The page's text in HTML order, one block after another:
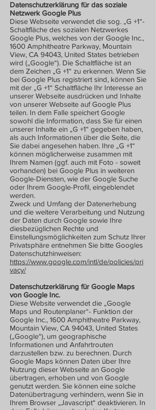
Datenschutzerklärung für das soziale
Netzwerk Google Plus
Diese Webseite verwendet die sog. „G +1“-
Schaltfläche des sozialen Netzwerkes
Google Plus, welches von der Google Inc.,
1600 Amphitheatre Parkway, Mountain
View, CA 94043, United States betrieben
wird („Google“). Die Schaltfläche ist an
dem Zeichen „G +1“ zu erkennen. Wenn Sie
bei Google Plus registriert sind, können Sie
mit der „G +1“ Schaltfläche Ihr Interesse an
unserer Webseite ausdrücken und Inhalte
von unserer Webseite auf Google Plus
teilen. In dem Falle speichert Google
sowohl die Information, dass Sie für einen
unserer Inhalte ein „G +1“ gegeben haben,
als auch Informationen über die Seite, die
Sie dabei angesehen haben. Ihre „G +1“
können möglicherweise zusammen mit
Ihrem Namen (ggf. auch mit Foto - soweit
vorhanden) bei Google Plus in weiteren
Google-Diensten, wie der Google Suche
oder Ihrem Google-Profil, eingeblendet
werden.
Zweck und Umfang der Datenerhebung
und die weitere Verarbeitung und Nutzung
der Daten durch Google sowie Ihre
diesbezüglichen Rechte und
Einstellungsmöglichkeiten zum Schutz Ihrer
Privatsphäre entnehmen Sie bitte Googles
Datenschutzhinweisen:
https://www.google.com/intl/de/policies/pri
vacy/
Datenschutzerklärung für Google Maps
von Google Inc.
Diese Website verwendet die „Google
Maps und Routenplaner“- Funktion der
Google Inc., 1600 Amphitheatre Parkway,
Mountain View, CA 94043, United States
(„Google“), um geographische
Informationen und Anfahrtrouten
darzustellen bzw. zu berechnen. Durch
Google Maps können Daten über Ihre
Nutzung dieser Webseite an Google
übertragen, erhoben und von Google
genutzt werden. Sie können eine solche
Datenübertragung verhindern, wenn Sie in
Ihrem Browser „Javascript“ deaktivieren. In